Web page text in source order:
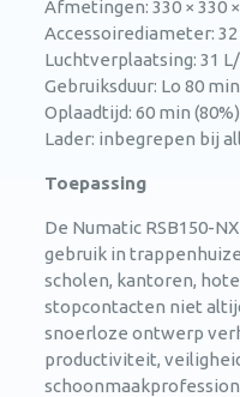
Afmetingen: 330 × 330
Accessoirediameter:
Luchtverplaatsing: 31
Gebruiksduur: Lo 80
Oplaadtijd: 60 min
Lader: inbegrepen bij
Toepassing
De Numatic RSB150-
gebruik in
scholen, kantoren,
stopcontacten niet
snoerloze ontwerp
productiviteit,